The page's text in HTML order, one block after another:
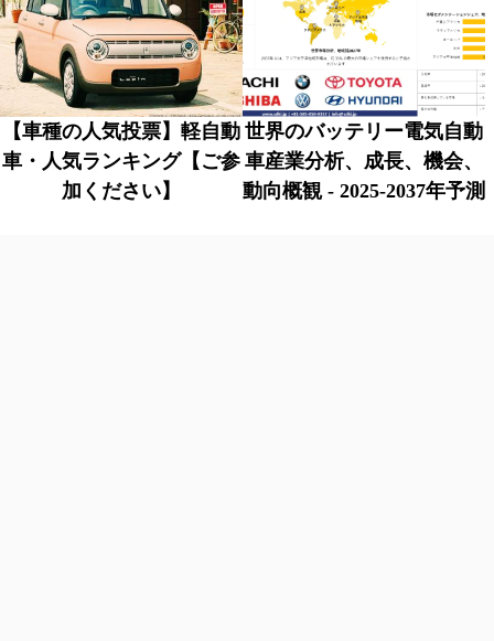
【車種の人気投票】軽自動
車・人気ランキング【ご参
加ください】
世界のバッテリー電気自動
車産業分析、成長、機会、
動向概観 - 2025-2037年予測